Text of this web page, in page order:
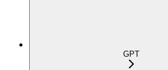
GPT